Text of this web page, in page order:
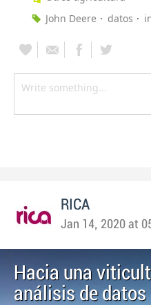
John Deere
datos
RICA
Jan 14, 2020 at
Hacia una
análisis de datos